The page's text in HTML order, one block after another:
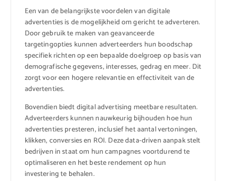
Een van de belangrijkste voordelen van digitale
advertenties is de mogelijkheid om gericht te adverteren.
Door gebruik te maken van geavanceerde
targetingopties kunnen adverteerders hun boodschap
specifiek richten op een bepaalde doelgroep op basis van
demografische gegevens, interesses, gedrag en meer. Dit
zorgt voor een hogere relevantie en effectiviteit van de
advertenties.
Bovendien biedt digital advertising meetbare resultaten.
Adverteerders kunnen nauwkeurig bijhouden hoe hun
advertenties presteren, inclusief het aantal vertoningen,
klikken, conversies en ROI. Deze data-driven aanpak stelt
bedrijven in staat om hun campagnes voortdurend te
optimaliseren en het beste rendement op hun
investering te behalen.